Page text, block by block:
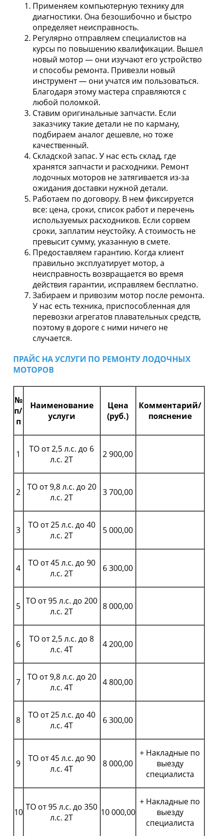
Применяем компьютерную технику для
диагностики. Она безошибочно и быстро
определяет неисправность.
Регулярно отправляем специалистов на
курсы по повышению квалификации. Вышел
новый мотор — они изучают его устройство
и способы ремонта. Привезли новый
инструмент — они учатся им пользоваться.
Благодаря этому мастера справляются с
любой поломкой.
Ставим оригинальные запчасти. Если
заказчику такие детали не по карману,
подбираем аналог дешевле, но тоже
качественный.
Складской запас. У нас есть склад, где
хранятся запчасти и расходники. Ремонт
лодочных моторов не затягивается из-за
ожидания доставки нужной детали.
Работаем по договору. В нем фиксируется
все: цена, сроки, список работ и перечень
используемых расходников. Если сорвем
сроки, заплатим неустойку. А стоимость не
превысит сумму, указанную в смете.
Предоставляем гарантию. Когда клиент
правильно эксплуатирует мотор, а
неисправность возвращается во время
действия гарантии, исправляем бесплатно.
Забираем и привозим мотор после ремонта.
У нас есть техника, приспособленная для
перевозки агрегатов плавательных средств,
поэтому в дороге с ними ничего не
случается.
ПРАЙС НА УСЛУГИ ПО РЕМОНТУ ЛОДОЧНЫХ
МОТОРОВ
№
п/
п
Наименование
услуги
Цена
(руб.)
Комментарий/
пояснение
1
ТО от 2,5 л.с. до 6
л.с. 2Т
2 900,00
2
ТО от 9,8 л.с. до 20
л.с. 2Т
3 700,00
3
ТО от 25 л.с. до 40
л.с. 2Т
5 000,00
4
ТО от 45 л.с. до 90
л.с. 2Т
6 300,00
5 ТО от 95 л.с. до 200
л.с. 2Т
8 000,00
6
ТО от 2,5 л.с. до 8
л.с. 4Т
4 200,00
7
ТО от 9,8 л.с. до 20
л.с. 4Т
4 800,00
8
ТО от 25 л.с. до 40
л.с. 4Т
6 300,00
9
ТО от 45 л.с. до 90
л.с. 4Т
8 000,00
+ Накладные по
выезду
специалиста
10 ТО от 95 л.с. до 350
л.с. 2Т
10 000,00
+ Накладные по
выезду
специалиста